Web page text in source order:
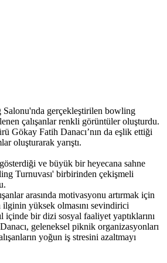
gerçekleştirilen bowling
çalışanlar renkli görüntüler oluşturdu.
Gökay Fatih Danacı’nın da eşlik ettiği
oluşturarak yarıştı.
ve büyük bir heyecana sahne
Turnuvası' birbirinden çekişmeli
arasında motivasyonu artırmak için
yüksek olmasını sevindirici
içinde bir dizi sosyal faaliyet yaptıklarını
geleneksel piknik organizasyonları
yoğun iş stresini azaltmayı